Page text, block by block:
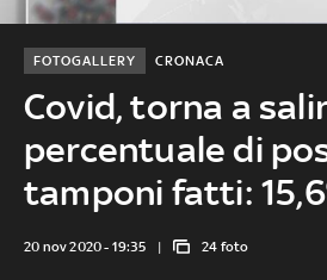
Covid, torna a
percentuale di
tamponi fatti:
CRONACA
FOTOGALLERY
20 nov 2020 - 19:35 24 foto